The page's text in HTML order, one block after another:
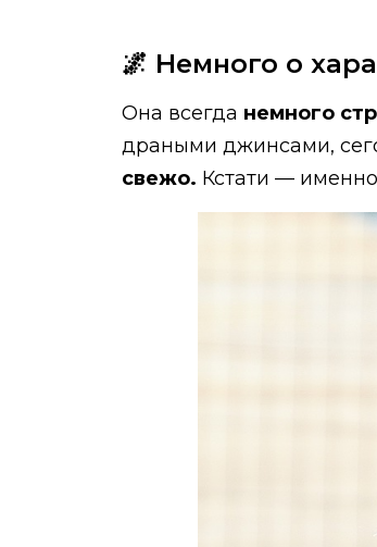
🌌 Немного о
Она всегда немного
драными джинсами,
свежо. Кстати —